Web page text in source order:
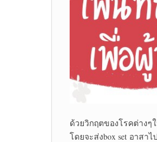
ด้วยวิกฤตของโรคต่างๆ
โดยจะส่งbox set อาส